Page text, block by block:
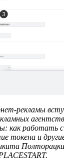
рекламы
как работать
токена и